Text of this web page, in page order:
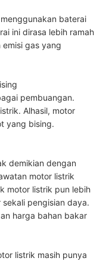
baterai
ini dirasa lebih ramah
gas yang
pembuangan.
Alhasil, motor
yang bising.
demikian dengan
motor listrik
motor listrik pun lebih
pengisian daya.
harga bahan bakar
listrik masih punya